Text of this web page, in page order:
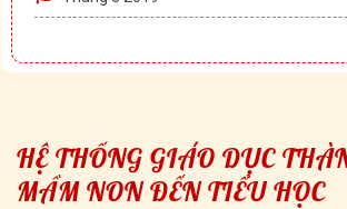
HỆ THỐNG GIÁO DỤC
MẦM NON ĐẾN TIỂU HỌC